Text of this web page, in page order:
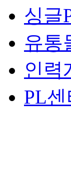
싱글
유통
인력
PL센